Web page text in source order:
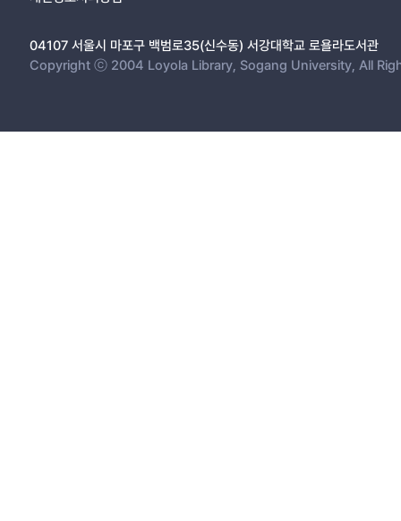
04107 서울시 마포구 백범로35(신수동) 서강대학교 로욜라도서관
Copyright ⓒ 2004 Loyola Library, Sogang University, All